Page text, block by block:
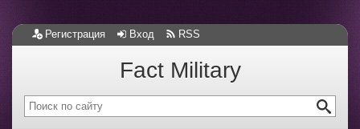
Регистрация Вход RSS
Fact Military